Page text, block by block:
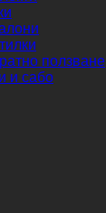
ползване
и сабо